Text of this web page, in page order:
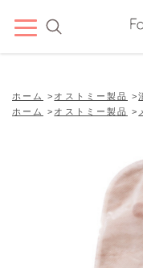
ホーム > オストミー製品 >
ホーム
> オストミー製品 >